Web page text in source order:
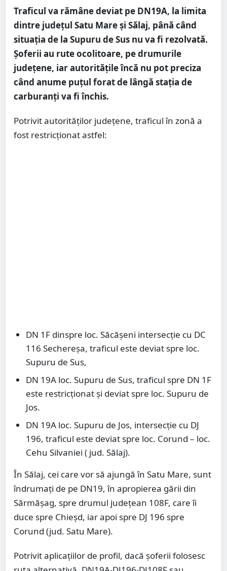
Traficul va rămâne deviat pe DN19A, la limita
dintre județul Satu Mare și Sălaj, până când
situația de la Supuru de Sus nu va fi rezolvată.
Șoferii au rute ocolitoare, pe drumurile
județene, iar autoritățile încă nu pot preciza
când anume puțul forat de lângă stația de
carburanți va fi închis.
Potrivit autorităților județene, traficul în zonă a
fost restricționat astfel:
DN 1F dinspre loc. Săcășeni intersecție cu DC
116 Sechereșa, traficul este deviat spre loc.
Supuru de Sus,
DN 19A loc. Supuru de Sus, traficul spre DN 1F
este restricționat și deviat spre loc. Supuru de
Jos.
DN 19A loc. Supuru de Jos, intersecție cu DJ
196, traficul este deviat spre loc. Corund – loc.
Cehu Silvaniei ( jud. Sălaj).
În Sălaj, cei care vor să ajungă în Satu Mare, sunt
îndrumați de pe DN19, în apropierea gării din
Sărmășag, spre drumul județean 108F, care îi
duce spre Chieșd, iar apoi spre DJ 196 spre
Corund (jud. Satu Mare).
Potrivit aplicațiilor de profil, dacă șoferii folosesc